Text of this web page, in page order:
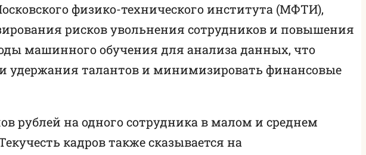
физико-технического института (МФТИ),
рисков увольнения сотрудников и повышения
машинного обучения для анализа данных, что
удержания талантов и минимизировать финансовые
рублей на одного сотрудника в малом и среднем
кадров также сказывается на